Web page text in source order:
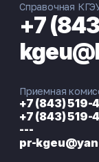
Справочная
+7
Приемная
+7 (843) 519-
+7 (843) 519-
---
pr-